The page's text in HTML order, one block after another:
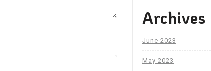
Archives
June 2023
May 2023